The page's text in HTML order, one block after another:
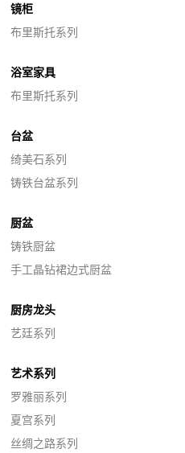
镜柜
布里斯托系列
浴室家具
布里斯托系列
台盆
绮美石系列
铸铁台盆系列
厨盆
铸铁厨盆
手工晶钻裙边式厨盆
厨房龙头
艺廷系列
艺术系列
罗雅丽系列
夏宫系列
丝绸之路系列